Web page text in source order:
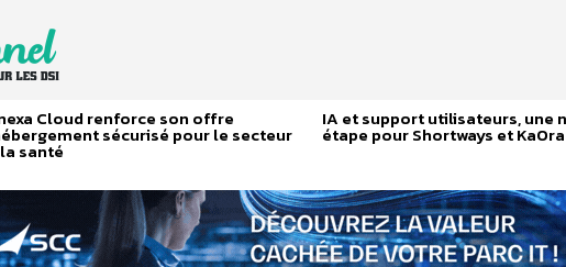
Cloud renforce son offre
sécurisé pour le secteur
santé
IA et support utilisateurs, une
étape pour Shortways et